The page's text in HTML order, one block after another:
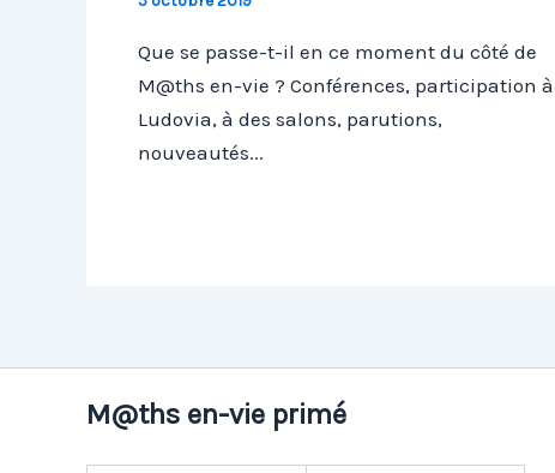
Que se passe-t-il en ce moment du côté de
M@ths en-vie ? Conférences, participation à
Ludovia, à des salons, parutions,
nouveautés...
M@ths en-vie primé